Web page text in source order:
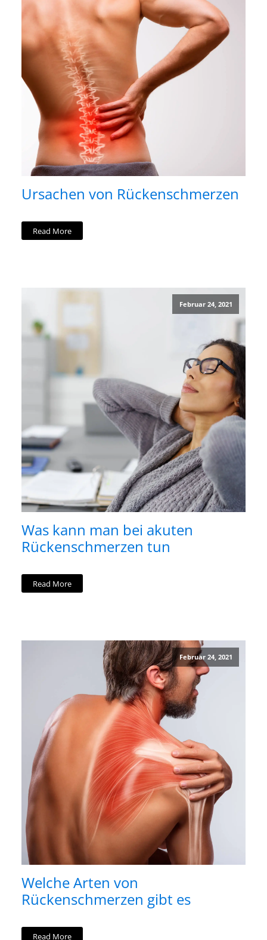
Ursachen von Rückenschmerzen
Read More
Februar 24, 2021
Was kann man bei akuten
Rückenschmerzen tun
Read More
Februar 24, 2021
Welche Arten von
Rückenschmerzen gibt es
Read More